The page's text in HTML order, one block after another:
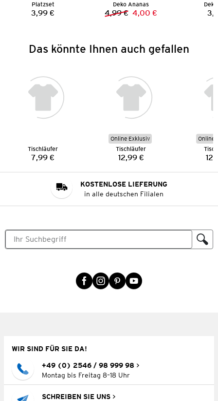
Platzset
Preis:
3,99 €
Deko Ananas
Vorheriger Preis:
4,99 € Neuer Preis:
4,00 €
Das könnte Ihnen auch gefallen
Tischläufer
Preis:
7,99 €
Online Exklusiv
Tischläufer
Preis:
12,99 €
Online
KOSTENLOSE LIEFERUNG
in alle deutschen Filialen
WIR SIND FÜR SIE DA!
+49 (0) 2546 / 98 999 98
Montag bis Freitag 8–18 Uhr
SCHREIBEN SIE UNS